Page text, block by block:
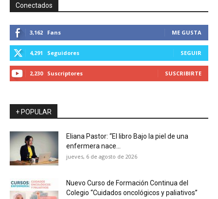
Conectados
3,162 Fans ME GUSTA
4,291 Seguidores SEGUIR
2,230 Suscriptores SUSCRIBIRTE
+ POPULAR
Eliana Pastor: “El libro Bajo la piel de una
enfermera nace...
jueves, 6 de agosto de 2026
Nuevo Curso de Formación Continua del
Colegio “Cuidados oncológicos y paliativos”